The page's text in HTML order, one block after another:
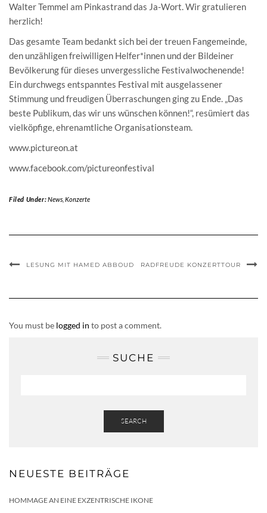
Walter Temmel am Pinkastrand das Ja-Wort. Wir gratulieren
herzlich!
Das gesamte Team bedankt sich bei der treuen Fangemeinde,
den unzähligen freiwilligen Helfer*innen und der Bildeiner
Bevölkerung für dieses unvergessliche Festivalwochenende!
Ein durchwegs entspanntes Festival mit ausgelassener
Stimmung und freudigen Überraschungen ging zu Ende. „Das
beste Publikum, das wir uns wünschen können!“, resümiert das
vielköpfige, ehrenamtliche Organisationsteam.
www.pictureon.at
www.facebook.com/pictureonfestival
Filed Under:News, Konzerte
LESUNG MIT HAMED ABBOUD RADFREUDE KONZERTTOUR
You must be logged in to post a comment.
SUCHE
SEARCH
NEUESTE BEITRÄGE
HOMMAGE AN EINE EXZENTRISCHE IKONE